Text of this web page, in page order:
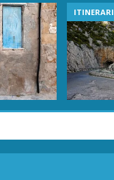
ITINERARI